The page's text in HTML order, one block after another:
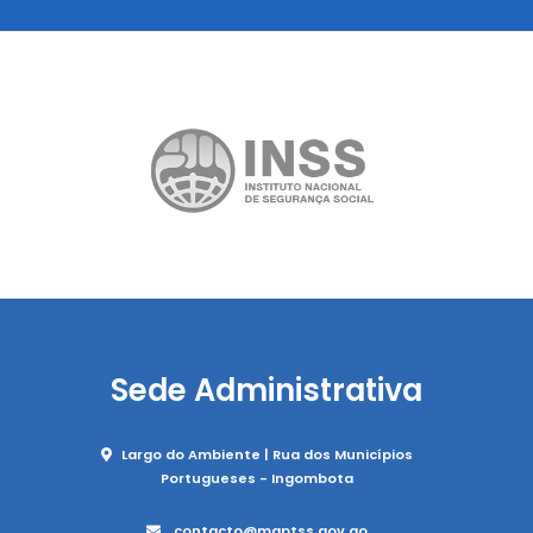
Sede Administrativa
Largo do Ambiente | Rua dos Municípios
Portugueses - Ingombota